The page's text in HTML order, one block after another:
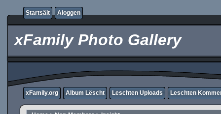
Startsäit Aloggen
xFamily Photo Gallery
xFamily.org Album Lëscht Leschten Uploads Leschten